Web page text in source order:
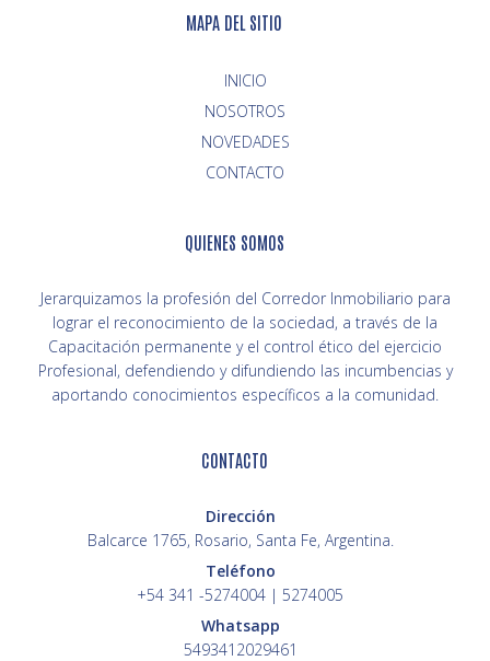
MAPA DEL SITIO
INICIO
NOVEDADES
CONTACTO
QUIENES SOMOS
Jerarquizamos la profesión del Corredor Inmobiliario para
lograr el reconocimiento de la sociedad, a través de la
Capacitación permanente y el control ético del ejercicio
Profesional, defendiendo y difundiendo las incumbencias y
aportando conocimientos específicos a la comunidad.
CONTACTO
Dirección
Balcarce 1765, Rosario, Santa Fe, Argentina.
Teléfono
+54 341 -5274004 | 5274005
Whatsapp
5493412029461